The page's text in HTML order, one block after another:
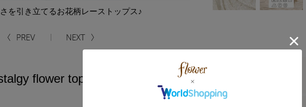
を引き立てるお花柄レーストップス♪
flower top～ﾉｽﾀﾙｼﾞｰﾌﾗﾜｰﾄｯﾌﾟ